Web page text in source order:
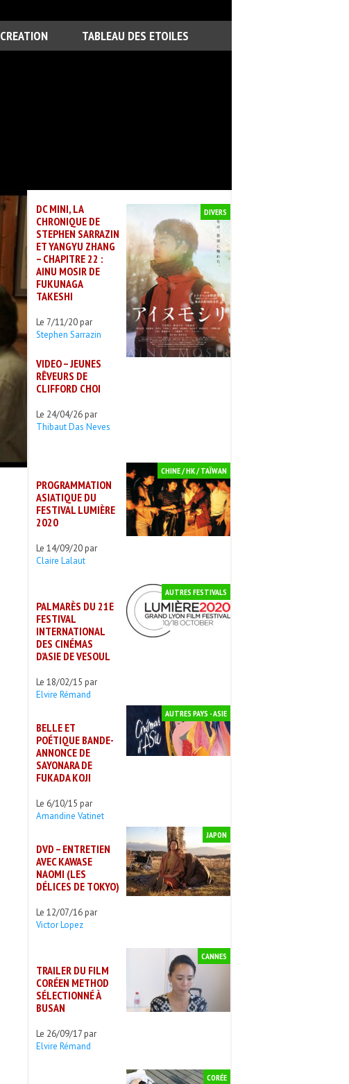
CREATION TABLEAU DES ETOILES
DC MINI, LA
CHRONIQUE DE
STEPHEN SARRAZIN
ET YANGYU ZHANG
– CHAPITRE 22 :
AINU MOSIR DE
FUKUNAGA
TAKESHI
Le 7/11/20 par
Stephen Sarrazin
DIVERS
VIDEO – JEUNES
RÊVEURS DE
CLIFFORD CHOI
Le 24/04/26 par
Thibaut Das Neves
CHINE / HK / TAÏWAN
PROGRAMMATION
ASIATIQUE DU
FESTIVAL LUMIÈRE
2020
Le 14/09/20 par
Claire Lalaut
AUTRES FESTIVALS
PALMARÈS DU 21E
FESTIVAL
INTERNATIONAL
DES CINÉMAS
D’ASIE DE VESOUL
Le 18/02/15 par
Elvire Rémand
AUTRES PAYS - ASIE
BELLE ET
POÉTIQUE BANDE-
ANNONCE DE
SAYONARA DE
FUKADA KOJI
Le 6/10/15 par
Amandine Vatinet
JAPON
DVD – ENTRETIEN
AVEC KAWASE
NAOMI (LES
DÉLICES DE TOKYO)
Le 12/07/16 par
Victor Lopez
CANNES
TRAILER DU FILM
CORÉEN METHOD
SÉLECTIONNÉ À
BUSAN
Le 26/09/17 par
Elvire Rémand
CORÉE